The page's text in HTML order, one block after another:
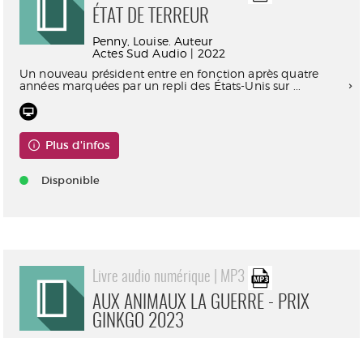
ÉTAT DE TERREUR
Penny, Louise. Auteur
Actes Sud Audio | 2022
Un nouveau président entre en fonction après quatre
années marquées par un repli des États-Unis sur ...
Plus d'infos
Disponible
Livre audio numérique | MP3
AUX ANIMAUX LA GUERRE - PRIX
GINKGO 2023